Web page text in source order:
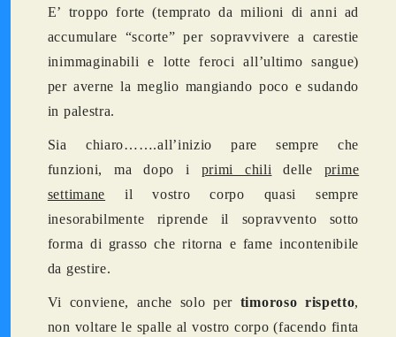
E’ troppo forte (temprato da milioni di anni ad
accumulare “scorte” per sopravvivere a carestie
inimmaginabili e lotte feroci all’ultimo sangue)
per averne la meglio mangiando poco e sudando
in palestra.
Sia chiaro…….all’inizio pare sempre che
funzioni, ma dopo i primi chili delle prime
settimane il vostro corpo quasi sempre
inesorabilmente riprende il sopravvento sotto
forma di grasso che ritorna e fame incontenibile
da gestire.
Vi conviene, anche solo per timoroso rispetto,
non voltare le spalle al vostro corpo (facendo finta